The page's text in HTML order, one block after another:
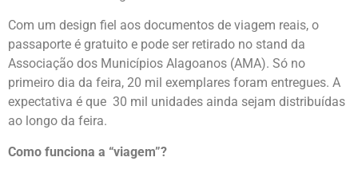
Com um design fiel aos documentos de viagem reais, o
passaporte é gratuito e pode ser retirado no stand da
Associação dos Municípios Alagoanos (AMA). Só no
primeiro dia da feira, 20 mil exemplares foram entregues. A
expectativa é que 30 mil unidades ainda sejam distribuídas
ao longo da feira.
Como funciona a “viagem”?